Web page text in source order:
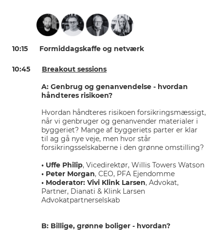
10:15 Formiddagskaffe og netværk
10:45 Breakout sessions
A: Genbrug og genanvendelse - hvordan
håndteres risikoen?
Hvordan håndteres risikoen forsikringsmæssigt,
når vi genbruger og genanvender materialer i
byggeriet? Mange af byggeriets parter er klar
til ag gå nye veje, men hvor står
forsikringsselskaberne i den grønne omstilling?
• Uffe Philip, Vicedirektør, Willis Towers Watson
• Peter Morgan, CEO, PFA Ejendomme
• Moderator: Vivi Klink Larsen, Advokat,
Partner, Dianati & Klink Larsen
Advokatpartnerselskab
B: Billige, grønne boliger - hvordan?